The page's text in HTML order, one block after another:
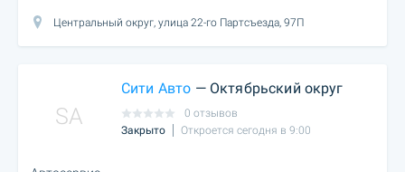
Центральный округ, улица 22-го Партсъезда, 97П
SA
Сити Авто — Октябрьский округ
0 отзывов
Закрыто
Откроется сегодня в 9:00